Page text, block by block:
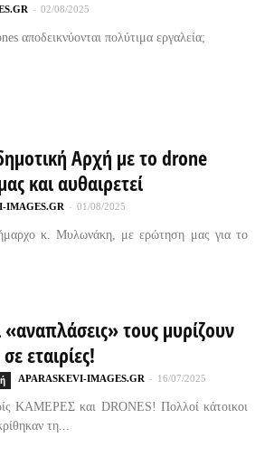
- 02/08/2025
αποδεικνύονται πολύτιμα εργαλεία;
Αρχή με το drone
και αυθαιρετεί
IMAGES.GR - 01/08/2025
κ. Μυλωνάκη, με ερώτηση μας για το
τους μυρίζουν
εταιρίες!
APARASKEVI-IMAGES.GR - 16/07/2025
ΚΑΜΕΡΕΣ και DRONES! Πολλοί κάτοικοι
τη...